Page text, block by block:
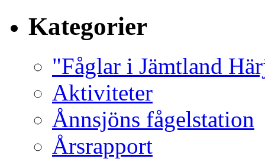
Kategorier
"Fåglar i Jämtland
Aktiviteter
Ånnsjöns fågelstation
Årsrapport